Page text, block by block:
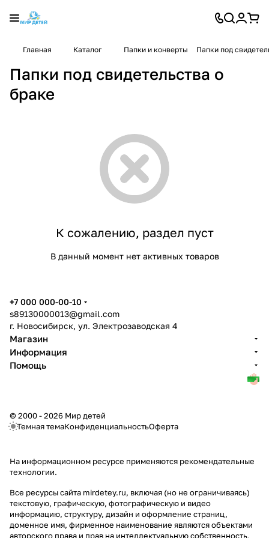
Главная Каталог Папки и конверты Папки под
Папки под свидетельства о
браке
К сожалению, раздел пуст
В данный момент нет активных товаров
+7 000 000-00-10
s89130000013@gmail.com
г. Новосибирск, ул. Электрозаводская 4
Магазин
Информация
Помощь
© 2000 - 2026 Мир детей
Темная темаКонфиденциальностьОферта
На информационном ресурсе применяются рекомендательные
технологии.
Все ресурсы сайта mirdetey.ru, включая (но не ограничиваясь)
текстовую, графическую, фотографическую и видео
информацию, структуру, дизайн и оформление страниц,
доменное имя, фирменное наименование являются объектами
авторского права и прав на интеллектуальную собственность,